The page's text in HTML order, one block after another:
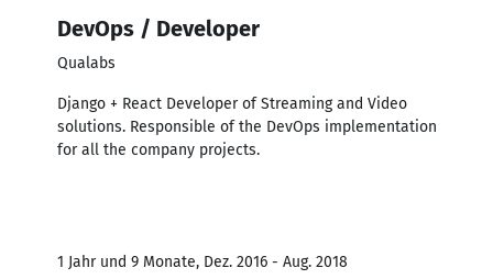
DevOps / Developer
Qualabs
Django + React Developer of Streaming and Video
solutions. Responsible of the DevOps implementation
for all the company projects.
1 Jahr und 9 Monate, Dez. 2016 - Aug. 2018